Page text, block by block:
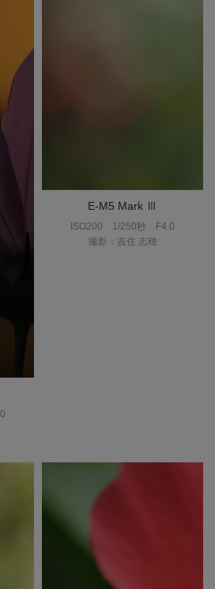
E-M5 Mark Ⅲ
ISO200 1/250秒
F4.0
撮影：吉住 志穂